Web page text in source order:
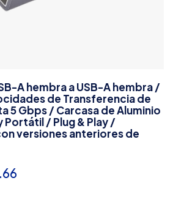
A hembra a USB-A hembra /
de Transferencia de
5 Gbps / Carcasa de Aluminio
/ Plug & Play /
versiones anteriores de